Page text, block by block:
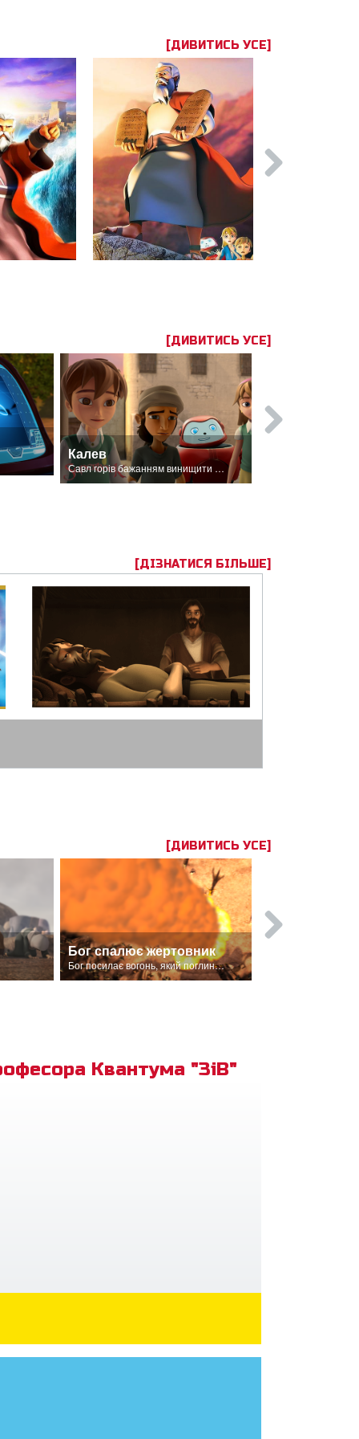
[ДИВИТИСЬ УСЕ]
[ДИВИТИСЬ УСЕ]
Калев
Савл горів бажанням винищити послідовників Господа.
[ДІЗНАТИСЯ БІЛЬШЕ]
[ДИВИТИСЬ УСЕ]
Бог спалює жертовник
Бог посилає вогонь, який поглинає цілопалення і жертовник.
Квантума "ЗіВ"